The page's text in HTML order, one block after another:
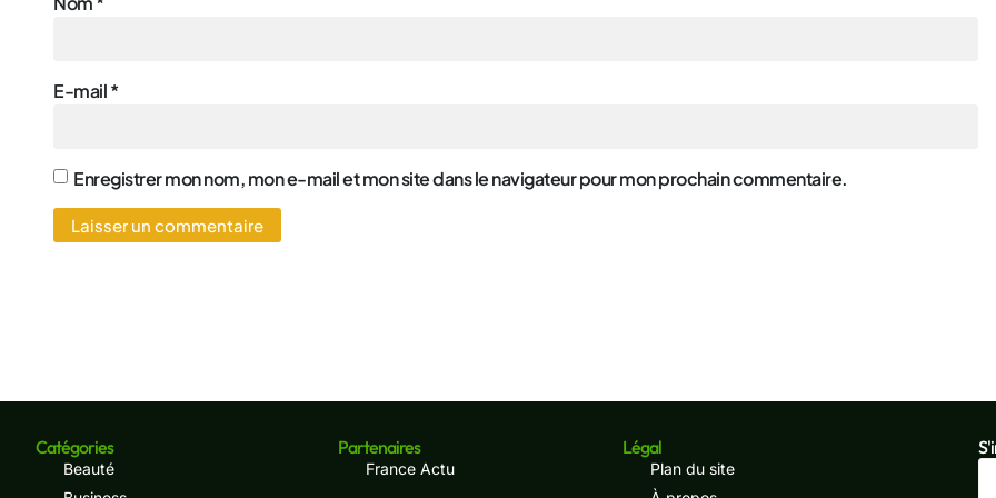
E-mail*
Enregistrer mon nom, mon e-mail et mon site dans le navigateur pour mon prochain commentaire.
Catégories
Beauté
Partenaires
France Actu
Légal
Plan du site